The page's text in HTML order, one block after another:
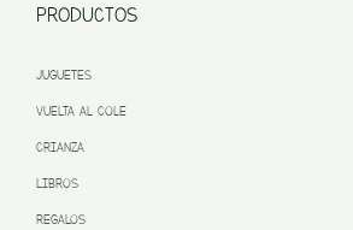
PRODUCTOS
JUGUETES
VUELTA AL COLE
CRIANZA
LIBROS
REGALOS